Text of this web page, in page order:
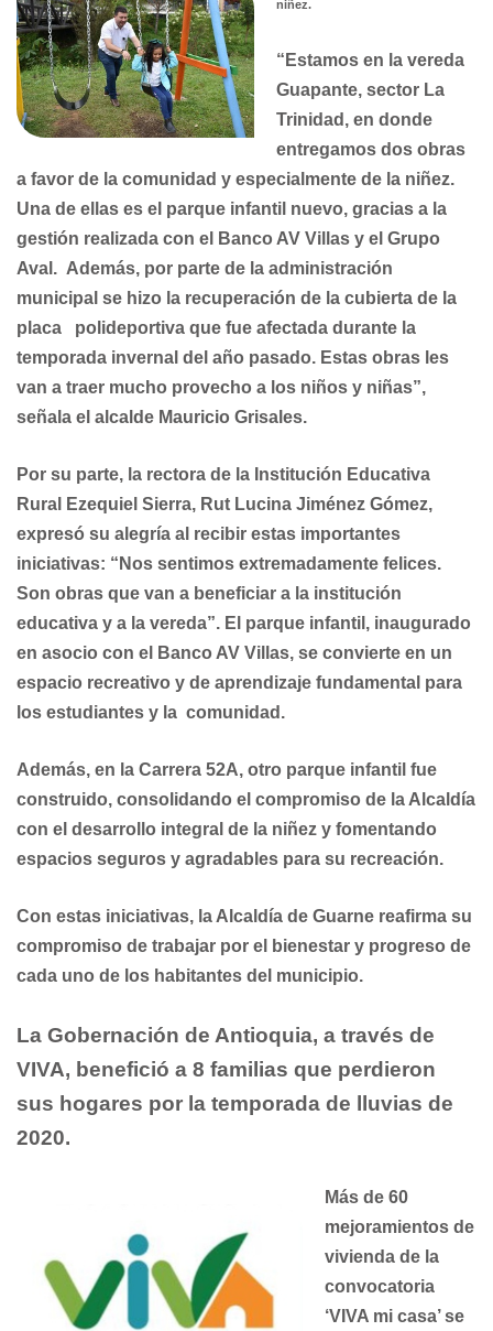
niñez.
“Estamos en la vereda
Guapante, sector La
Trinidad, en donde
entregamos dos obras
a favor de la comunidad y especialmente de la niñez.
Una de ellas es el parque infantil nuevo, gracias a la
gestión realizada con el Banco AV Villas y el Grupo
Aval. Además, por parte de la administración
municipal se hizo la recuperación de la cubierta de la
placa polideportiva que fue afectada durante la
temporada invernal del año pasado. Estas obras les
van a traer mucho provecho a los niños y niñas”,
señala el alcalde Mauricio Grisales.
Por su parte, la rectora de la Institución Educativa
Rural Ezequiel Sierra, Rut Lucina Jiménez Gómez,
expresó su alegría al recibir estas importantes
iniciativas: “Nos sentimos extremadamente felices.
Son obras que van a beneficiar a la institución
educativa y a la vereda”. El parque infantil, inaugurado
en asocio con el Banco AV Villas, se convierte en un
espacio recreativo y de aprendizaje fundamental para
los estudiantes y la comunidad.
Además, en la Carrera 52A, otro parque infantil fue
construido, consolidando el compromiso de la Alcaldía
con el desarrollo integral de la niñez y fomentando
espacios seguros y agradables para su recreación.
Con estas iniciativas, la Alcaldía de Guarne reafirma su
compromiso de trabajar por el bienestar y progreso de
cada uno de los habitantes del municipio.
La Gobernación de Antioquia, a través de
VIVA, benefició a 8 familias que perdieron
sus hogares por la temporada de lluvias de
2020.
Más de 60
mejoramientos de
vivienda de la
convocatoria
‘VIVA mi casa’ se